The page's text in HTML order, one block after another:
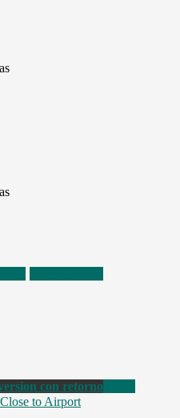
con retorno
to Airport